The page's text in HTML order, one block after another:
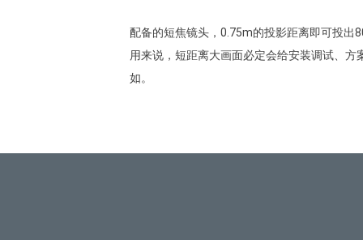
配备的短焦镜头，0.75m的投影距离即可投出
用来说，短距离大画面必定会给安装调试、
如。